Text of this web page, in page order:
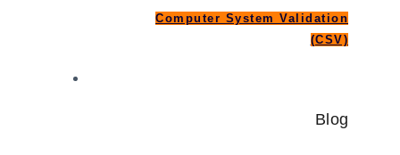
Computer System Validation
(CSV)
Blog